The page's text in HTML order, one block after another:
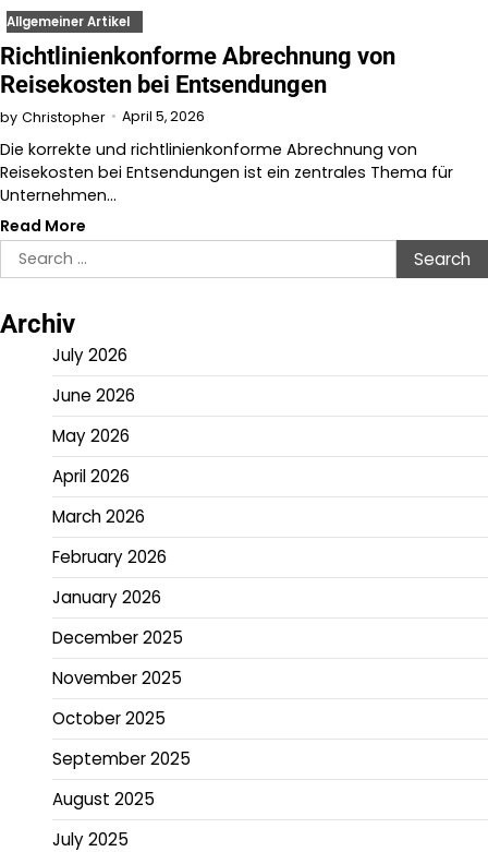
Allgemeiner Artikel
Richtlinienkonforme Abrechnung von
Reisekosten bei Entsendungen
by Christopher April 5, 2026
Die korrekte und richtlinienkonforme Abrechnung von
Reisekosten bei Entsendungen ist ein zentrales Thema für
Unternehmen…
Read More
Search
for:
Archiv
July 2026
June 2026
May 2026
April 2026
March 2026
February 2026
January 2026
December 2025
November 2025
October 2025
September 2025
August 2025
July 2025